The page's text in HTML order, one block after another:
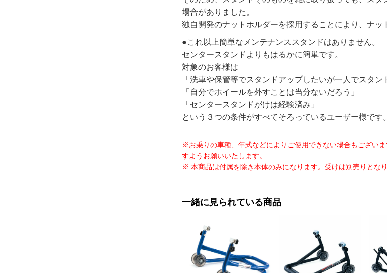
場合がありました。
独自開発のナットホルダーを採用することにより、ナッ
●これ以上簡単なメンテナンススタンドはありません。
センタースタンドよりもはるかに簡単です。
対象のお客様は
「洗車や保管等でスタンドアップしたいが一人でスタン
「自分でホイールを外すことは当分ないだろう」
「センタースタンドがけは経験済み」
という３つの条件がすべてそろっているユーザー様です。
※お乗りの車種、年式などによりご使用できない場合もござい
すようお願いいたします。
※ 本商品は付属を除き本体のみになります。受けは別売りとな
一緒に見られている商品